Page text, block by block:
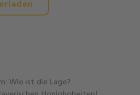
Wie ist die Lage?